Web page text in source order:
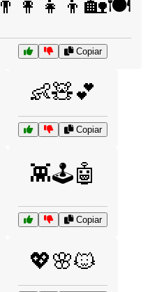
👨‍👩‍👧‍👦🏡🍽️
Copiar
👶🧸💕
Copiar
👾🕹️🤖
Copiar
💖🌸🐱